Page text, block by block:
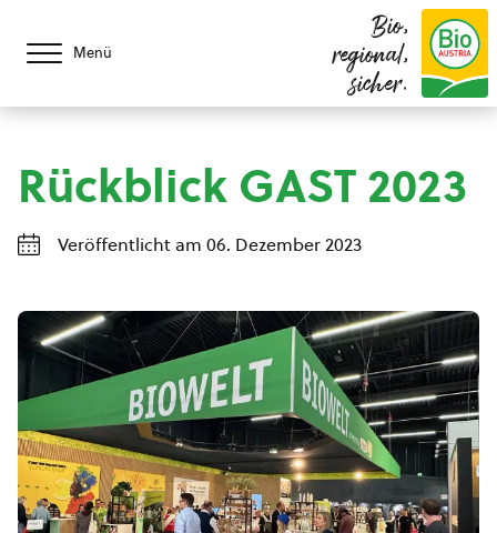
Menü
Bio,
regional,
sicher.
Rückblick GAST 2023
Veröffentlicht am 06. Dezember 2023